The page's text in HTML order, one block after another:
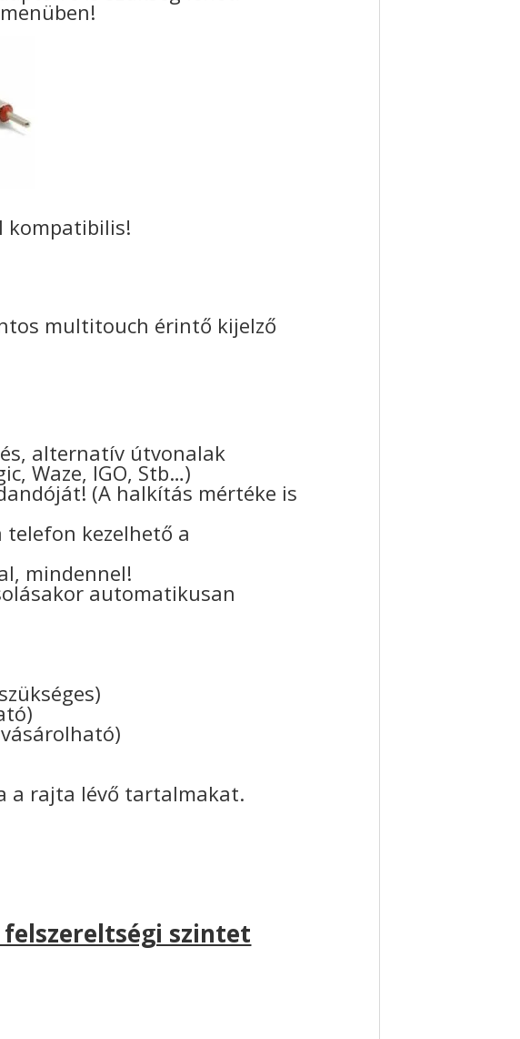
kompatibilis!
multitouch érintő kijelző
alternatív útvonalak
Waze, IGO, Stb…)
(A halkítás mértéke is
kezelhető a
mindennel!
automatikusan
a rajta lévő tartalmakat.
szintet